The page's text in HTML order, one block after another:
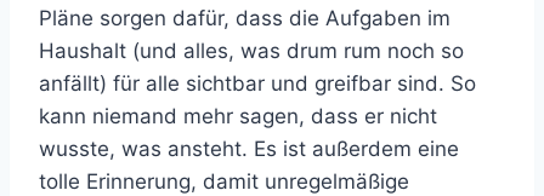
Pläne sorgen dafür, dass die Aufgaben im
Haushalt (und alles, was drum rum noch so
anfällt) für alle sichtbar und greifbar sind. So
kann niemand mehr sagen, dass er nicht
wusste, was ansteht. Es ist außerdem eine
tolle Erinnerung, damit unregelmäßige